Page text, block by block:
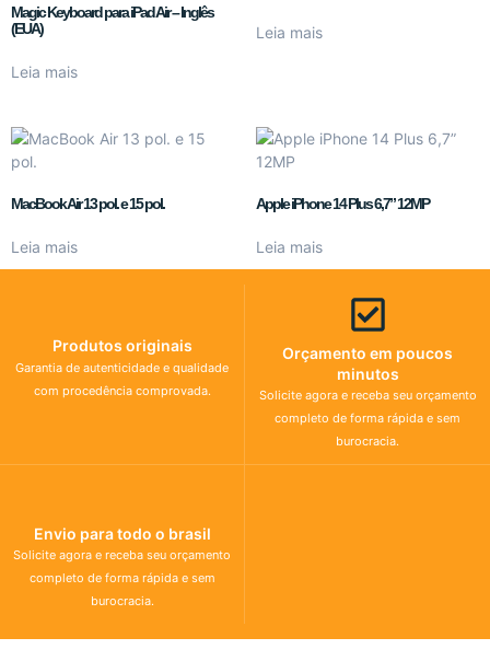
Magic Keyboard para iPad Air – Inglês
(EUA)
Leia mais
Leia mais
MacBook Air 13 pol. e 15 pol.
Leia mais
Apple iPhone 14 Plus 6,7” 12MP
Leia mais
Produtos originais
Garantia de autenticidade e qualidade
com procedência comprovada.
Orçamento em poucos
minutos
Solicite agora e receba seu orçamento
completo de forma rápida e sem
burocracia.
Envio para todo o brasil
Solicite agora e receba seu orçamento
completo de forma rápida e sem
burocracia.